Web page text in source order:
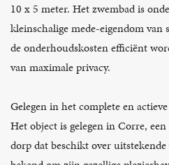
10 x 5 meter. Het zwembad is
kleinschalige mede-eigendom van
de onderhoudskosten efficiënt
van maximale privacy.
Gelegen in het complete en
Het object is gelegen in Corre,
dorp dat beschikt over